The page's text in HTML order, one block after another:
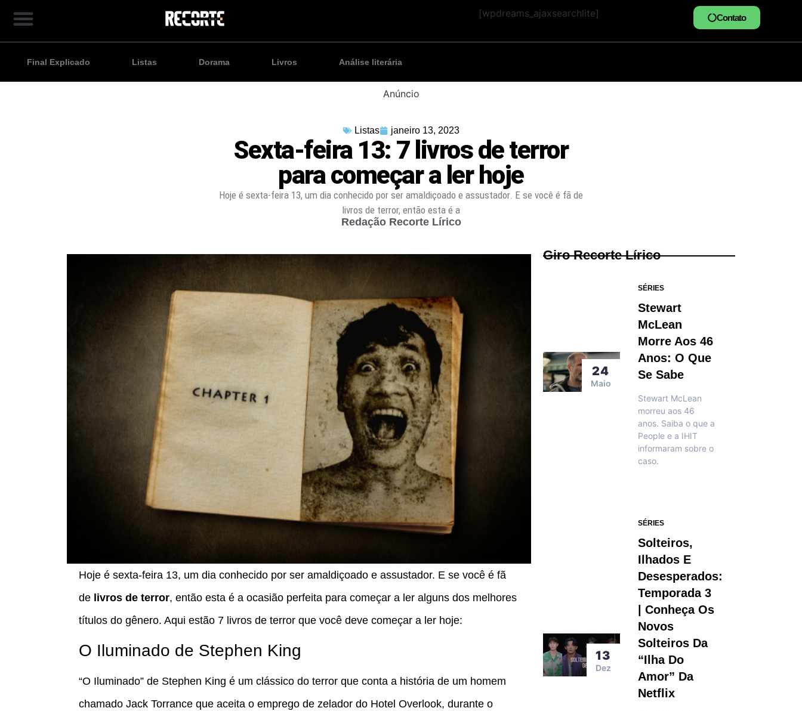
[wpdreams_ajaxsearchlite] Contato
Final Explicado Listas Dorama Livros Análise literária
Anúncio
Listas janeiro 13, 2023
Sexta-feira 13: 7 livros de terror
para começar a ler hoje
Hoje é sexta-feira 13, um dia conhecido por ser amaldiçoado e assustador. E se você é fã de
livros de terror, então esta é a
Redação Recorte Lírico
Hoje é sexta-feira 13, um dia conhecido por ser amaldiçoado e assustador. E se você é fã
de livros de terror, então esta é a ocasião perfeita para começar a ler alguns dos melhores
títulos do gênero. Aqui estão 7 livros de terror que você deve começar a ler hoje:
O Iluminado de Stephen King
“O Iluminado” de Stephen King é um clássico do terror que conta a história de um homem
chamado Jack Torrance que aceita o emprego de zelador do Hotel Overlook, durante o
Giro Recorte Lírico
24
Maio
SÉRIES
Stewart
McLean
Morre Aos 46
Anos: O Que
Se Sabe
Stewart McLean
morreu aos 46
anos. Saiba o que a
People e a IHIT
informaram sobre o
caso.
13
Dez
SÉRIES
Solteiros,
Ilhados E
Desesperados:
Temporada 3
| Conheça Os
Novos
Solteiros Da
“Ilha Do
Amor” Da
Netflix